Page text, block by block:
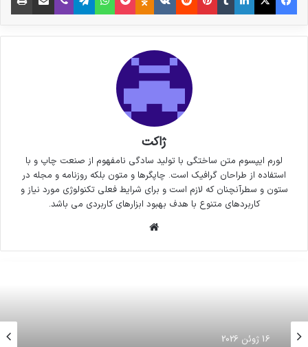
ژاکت
لورم ایپسوم متن ساختگی با تولید سادگی نامفهوم از صنعت چاپ و با
استفاده از طراحان گرافیک است. چاپگرها و متون بلکه روزنامه و مجله در
ستون و سطرآنچنان که لازم است و برای شرایط فعلی تکنولوژی مورد نیاز و
کاربردهای متنوع با هدف بهبود ابزارهای کاربردی می باشد.
16 ژوئن 2026